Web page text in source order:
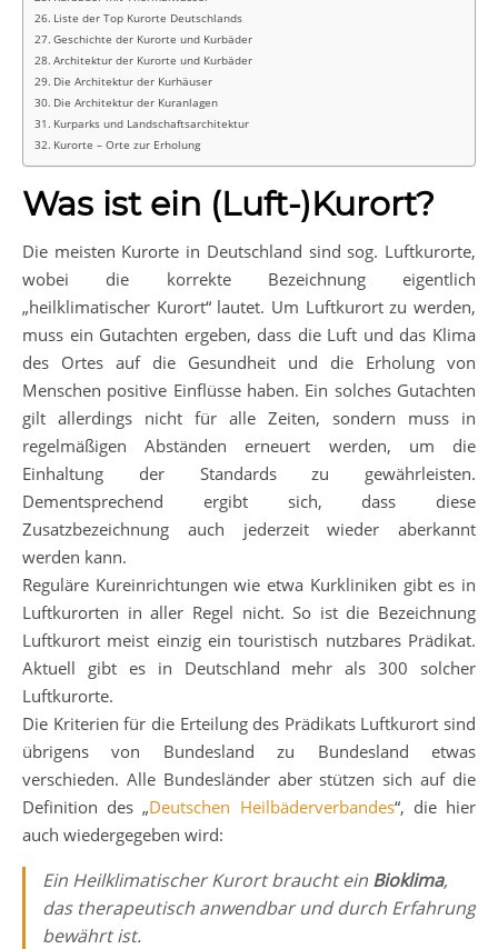
Liste der Top Kurorte Deutschlands
Geschichte der Kurorte und Kurbäder
Architektur der Kurorte und Kurbäder
Die Architektur der Kurhäuser
Die Architektur der Kuranlagen
Kurparks und Landschaftsarchitektur
Kurorte – Orte zur Erholung
Was ist ein (Luft-)Kurort?
Die meisten Kurorte in Deutschland sind sog. Luftkurorte,
wobei die korrekte Bezeichnung eigentlich
„heilklimatischer Kurort“ lautet. Um Luftkurort zu werden,
muss ein Gutachten ergeben, dass die Luft und das Klima
des Ortes auf die Gesundheit und die Erholung von
Menschen positive Einflüsse haben. Ein solches Gutachten
gilt allerdings nicht für alle Zeiten, sondern muss in
regelmäßigen Abständen erneuert werden, um die
Einhaltung der Standards zu gewährleisten.
Dementsprechend ergibt sich, dass diese
Zusatzbezeichnung auch jederzeit wieder aberkannt
werden kann.
Reguläre Kureinrichtungen wie etwa Kurkliniken gibt es in
Luftkurorten in aller Regel nicht. So ist die Bezeichnung
Luftkurort meist einzig ein touristisch nutzbares Prädikat.
Aktuell gibt es in Deutschland mehr als 300 solcher
Luftkurorte.
Die Kriterien für die Erteilung des Prädikats Luftkurort sind
übrigens von Bundesland zu Bundesland etwas
verschieden. Alle Bundesländer aber stützen sich auf die
Definition des „Deutschen Heilbäderverbandes“, die hier
auch wiedergegeben wird:
Ein Heilklimatischer Kurort braucht ein Bioklima,
das therapeutisch anwendbar und durch Erfahrung
bewährt ist.